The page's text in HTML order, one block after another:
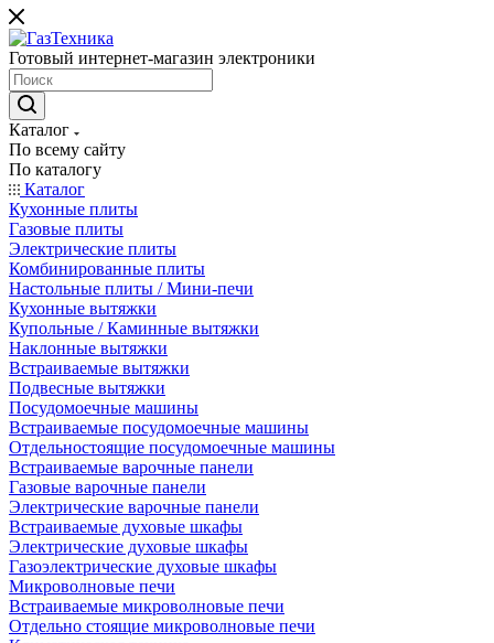
Готовый интернет-магазин электроники
Каталог
По всему сайту
По каталогу
Каталог
Кухонные плиты
Газовые плиты
Электрические плиты
Комбинированные плиты
Настольные плиты / Мини-печи
Кухонные вытяжки
Купольные / Каминные вытяжки
Наклонные вытяжки
Встраиваемые вытяжки
Подвесные вытяжки
Посудомоечные машины
Встраиваемые посудомоечные машины
Отдельностоящие посудомоечные машины
Встраиваемые варочные панели
Газовые варочные панели
Электрические варочные панели
Встраиваемые духовые шкафы
Электрические духовые шкафы
Газоэлектрические духовые шкафы
Микроволновые печи
Встраиваемые микроволновые печи
Отдельно стоящие микроволновые печи